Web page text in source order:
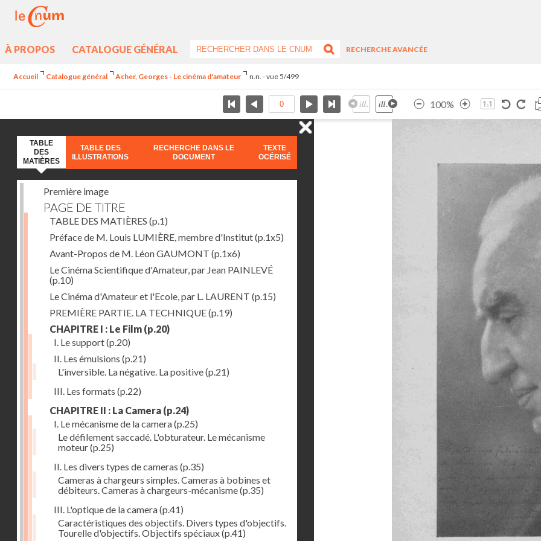
À PROPOS CATALOGUE GÉNÉRAL RECHERCHE AVANCÉE
Accueil Catalogue général Acher, Georges - Le cinéma d'amateur n.n. - vue 5/499
100%
TABLE
DES
MATIÈRES
TABLE DES
ILLUSTRATIONS
RECHERCHE DANS LE
DOCUMENT
TEXTE
OCÉRISÉ
Première image
PAGE DE TITRE
TABLE DES MATIÈRES (p.1)
Préface de M. Louis LUMIÈRE, membre d'Institut(p.1x5)
Avant-Propos de M. Léon GAUMONT (p.1x6)
Le Cinéma Scientifique d'Amateur, par Jean PAINLEVÉ
(p.10)
Le Cinéma d'Amateur et l'Ecole, par L. LAURENT (p.15)
PREMIÈRE PARTIE. LA TECHNIQUE(p.19)
CHAPITRE I : Le Film (p.20)
I. Le support(p.20)
II. Les émulsions (p.21)
L'inversible. La négative. La positive(p.21)
III. Les formats (p.22)
CHAPITRE II : La Camera (p.24)
I. Le mécanisme de la camera(p.25)
Le défilement saccadé. L'obturateur. Le mécanisme
moteur(p.25)
II. Les divers types de cameras (p.35)
Cameras à chargeurs simples. Cameras à bobines et
débiteurs. Cameras à chargeurs-mécanisme(p.35)
III. L'optique de la camera(p.41)
Caractéristiques des objectifs. Divers types d'objectifs.
Tourelle d'objectifs. Objectifs spéciaux(p.41)